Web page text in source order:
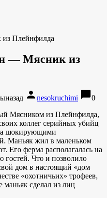
Плейнфилда
— Мясник из
person nesokruchimi chat_bubble0
Мясником из Плейнфилда,
коллег серийных убийц
а шокирующими
Маньяк жил в маленьком
Его ферма располагалась на
гостей. Что и позволило
дом в настоящий «дом
«охотничьих» трофеев,
сделал из лиц